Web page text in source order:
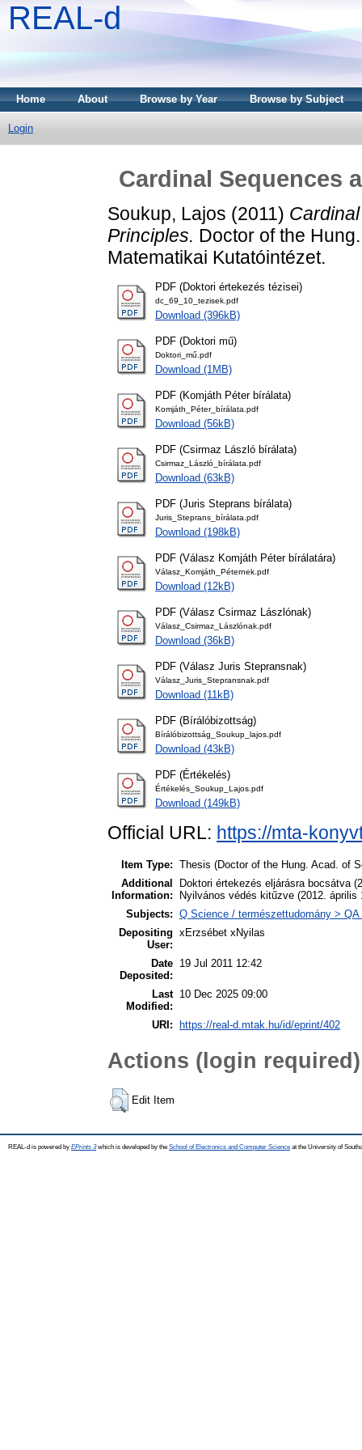
REAL-d
Home About Browse by Year Browse by Subject
Login
Cardinal Sequences
Soukup, Lajos (2011)
Principles. Doctor of the
Matematikai Kutatóintézet.
PDF (Doktori értekezés tézisei)
dc_69_10_tezisek.pdf
Download (396kB)
PDF (Doktori mű)
Doktori_mű.pdf
Download (1MB)
PDF (Komjáth Péter bírálata)
Komjáth_Péter_bírálata.pdf
Download (56kB)
PDF (Csirmaz László bírálata)
Csirmaz_László_bírálata.pdf
Download (63kB)
PDF (Juris Steprans bírálata)
Juris_Steprans_bírálata.pdf
Download (198kB)
PDF (Válasz Komjáth Péter bírálatára)
Válasz_Komjáth_Péternek.pdf
Download (12kB)
PDF (Válasz Csirmaz Lászlónak)
Válasz_Csirmaz_Lászlónak.pdf
Download (36kB)
PDF (Válasz Juris Stepransnak)
Válasz_Juris_Stepransnak.pdf
Download (11kB)
PDF (Bírálóbizottság)
Bírálóbizottság_Soukup_lajos.pdf
Download (43kB)
PDF (Értékelés)
Értékelés_Soukup_Lajos.pdf
Download (149kB)
Official URL: https://mta-
Item Type: Thesis (Doctor of the Hung. Acad. of
Additional
Information:
Doktori értekezés eljárásra bocsátva
Nyilvános védés kitűzve (2012.
Subjects: Q Science / természettudomány >
Depositing
User:
xErzsébet xNyilas
Date
Deposited:
19 Jul 2011 12:42
Last
Modified:
10 Dec 2025 09:00
URI: https://real-d.mtak.hu/id/eprint/402
Actions (login required)
Edit Item
REAL-d is powered by EPrints 3which is developed by the School of Electronics and Computer Science at the University of